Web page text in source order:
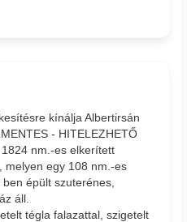
kínálja Albertirsán
- HITELEZHETŐ
nm.-es elkerített
melyen egy 108 nm.-es
épült szuterénes,
áll.
tégla falazattal, szigetelt